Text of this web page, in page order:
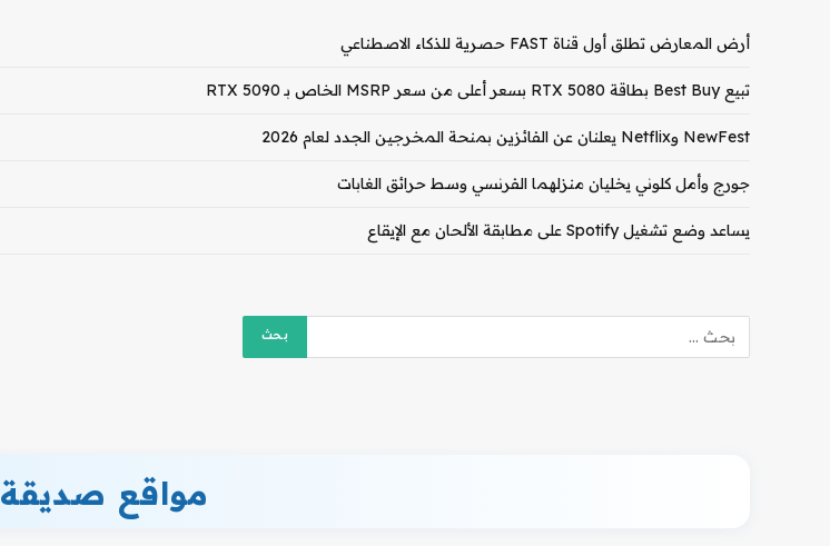
أرض المعارض تطلق أول قناة FAST حصرية للذكاء الاصطناعي
تبيع Best Buy بطاقة RTX 5080 بسعر أعلى من سعر MSRP الخاص بـ RTX 5090
NewFest وNetflix يعلنان عن الفائزين بمنحة المخرجين الجدد لعام 2026
جورج وأمل كلوني يخليان منزلهما الفرنسي وسط حرائق الغابات
يساعد وضع تشغيل Spotify على مطابقة الألحان مع الإيقاع
مواقع صديقة